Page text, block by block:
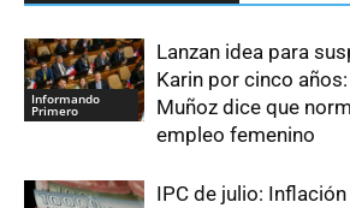
Informando
Primero
Lanzan idea para
Karin por cinco
Muñoz dice que
empleo femenino
IPC de julio: Inflación